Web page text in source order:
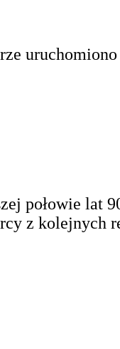
połowie lat
z kolejnych